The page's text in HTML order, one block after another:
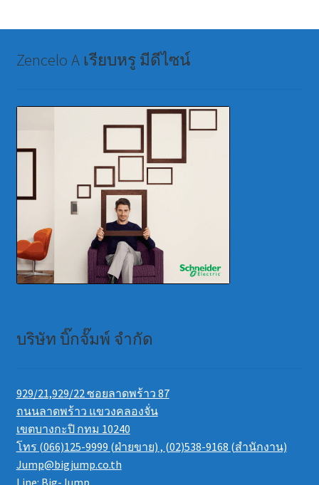
Zencelo A เรียบหรู มีดีไซน์
บริษัท บิ๊กจั๊มพ์ จำกัด
929/21,929/22 ซอยลาดพร้าว 87
ถนนลาดพร้าว แขวงคลองจั่น
เขตบางกะปิ กทม 10240
โทร (066)125-9999 (ฝ่ายขาย) , (02)538-9168 (สำนักงาน)
Jump@bigjump.co.th